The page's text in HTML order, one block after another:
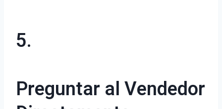
5.
Preguntar al Vendedor